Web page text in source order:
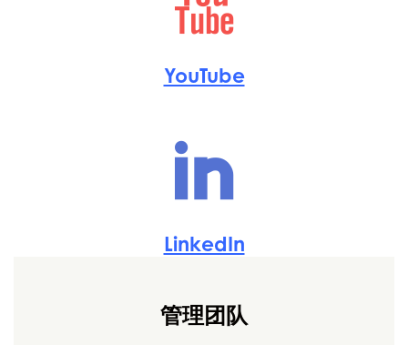
YouTube
LinkedIn
管理团队